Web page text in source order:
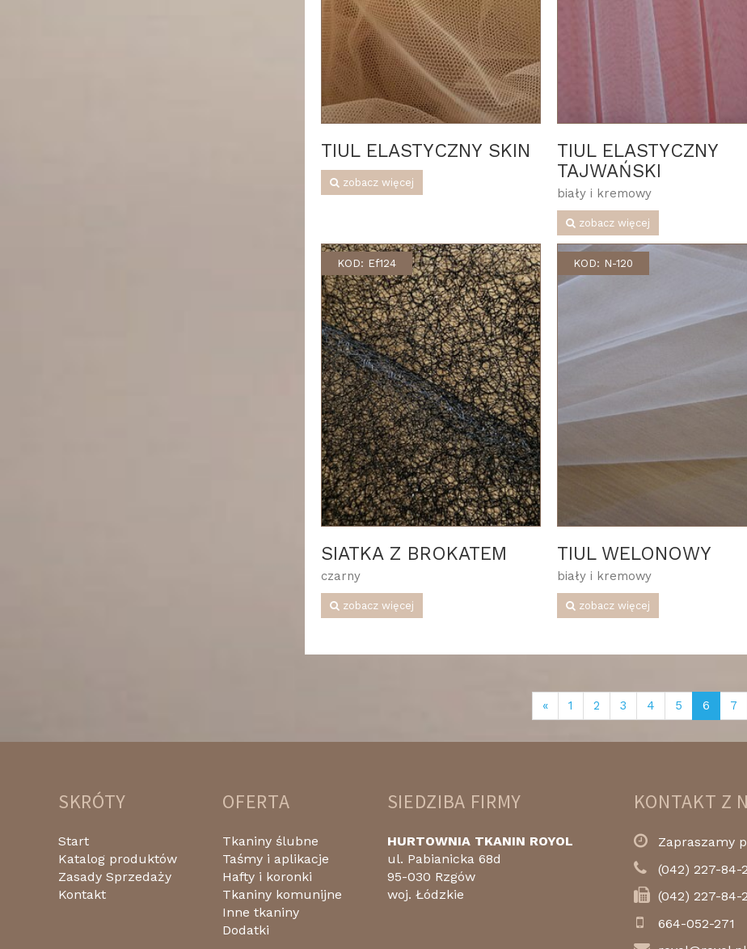
TIUL ELASTYCZNY SKIN
zobacz więcej
TIUL ELASTYCZNY
TAJWAŃSKI
biały i kremowy
zobacz więcej
KOD: Ef124
SIATKA Z BROKATEM
czarny
zobacz więcej
KOD: N-120
TIUL WELONOWY
biały i kremowy
zobacz więcej
« 1 2 3 4 5 6 7
SKRÓTY
Start
Katalog produktów
Zasady Sprzedaży
Kontakt
OFERTA
Tkaniny ślubne
Taśmy i aplikacje
Hafty i koronki
Tkaniny komunijne
Inne tkaniny
Dodatki
SIEDZIBA FIRMY
HURTOWNIA TKANIN ROYOL
ul. Pabianicka 68d
95-030 Rzgów
woj. Łódzkie
KONTAKT Z
Zapraszamy
(042) 227-84-
(042) 227-84-
664-052-271